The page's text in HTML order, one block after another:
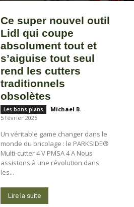
Ce super nouvel outil
Lidl qui coupe
absolument tout et
s’aiguise tout seul
rend les cutters
traditionnels
obsolètes
Les bons plans Michael B. -
5 février 2025
Un véritable game changer dans le
monde du bricolage : le PARKSIDE®
Multi-cutter 4 V PMSA 4 A Nous
assistons à une révolution dans
les...
Lire la suite